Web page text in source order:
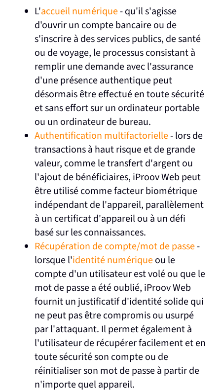
L'accueil numérique- qu'il s'agisse
d'ouvrir un compte bancaire ou de
s'inscrire à des services publics, de santé
ou de voyage, le processus consistant à
remplir une demande avec l'assurance
d'une présence authentique peut
désormais être effectué en toute sécurité
et sans effort sur un ordinateur portable
ou un ordinateur de bureau.
Authentification multifactorielle- lors de
transactions à haut risque et de grande
valeur, comme le transfert d'argent ou
l'ajout de bénéficiaires, iProov Web peut
être utilisé comme facteur biométrique
indépendant de l'appareil, parallèlement
à un certificat d'appareil ou à un défi
basé sur les connaissances.
Récupération de compte/mot de passe-
lorsque l'identité numériqueou le
compte d'un utilisateur est volé ou que le
mot de passe a été oublié, iProov Web
fournit un justificatif d'identité solide qui
ne peut pas être compromis ou usurpé
par l'attaquant. Il permet également à
l'utilisateur de récupérer facilement et en
toute sécurité son compte ou de
réinitialiser son mot de passe à partir de
n'importe quel appareil.